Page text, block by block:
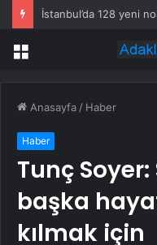
İstanbul’da 128 yeni
Menü
Anasayfa / Haber
Haber
Tunç
başka
kılmak için